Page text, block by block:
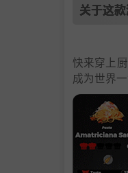
关于这
快来穿上
成为世界